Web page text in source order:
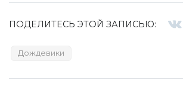
ПОДЕЛИТЕСЬ ЭТОЙ ЗАПИСЬЮ:
Дождевики